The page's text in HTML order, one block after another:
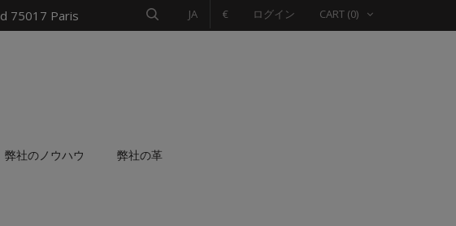
75017 Paris CART (0)
ログイン
€
JA
弊社のノウハウ 弊社の革